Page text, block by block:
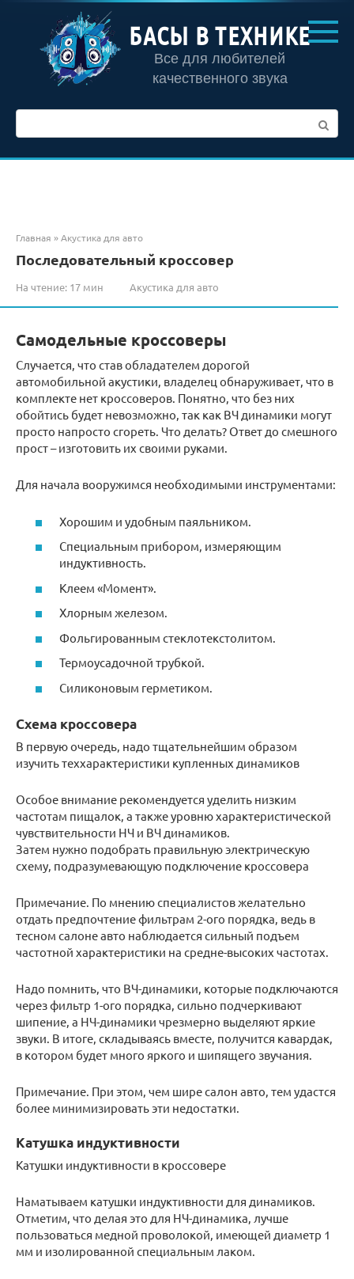
контенту
БАСЫ В ТЕХНИКЕ
Все для любителей
качественного звука
Главная »Акустика для авто
Последовательный кроссовер
На чтение: 17 мин Акустика для авто
Самодельные кроссоверы
Случается, что став обладателем дорогой
автомобильной акустики, владелец обнаруживает, что в
комплекте нет кроссоверов. Понятно, что без них
обойтись будет невозможно, так как ВЧ динамики могут
просто напросто сгореть. Что делать? Ответ до смешного
прост – изготовить их своими руками.
Для начала вооружимся необходимыми инструментами:
Хорошим и удобным паяльником.
Специальным прибором, измеряющим
индуктивность.
Клеем «Момент».
Хлорным железом.
Фольгированным стеклотекстолитом.
Термоусадочной трубкой.
Силиконовым герметиком.
Схема кроссовера
В первую очередь, надо тщательнейшим образом
изучить теххарактеристики купленных динамиков
Особое внимание рекомендуется уделить низким
частотам пищалок, а также уровню характеристической
чувствительности НЧ и ВЧ динамиков.
Затем нужно подобрать правильную электрическую
схему, подразумевающую подключение кроссовера
Примечание. По мнению специалистов желательно
отдать предпочтение фильтрам 2-ого порядка, ведь в
тесном салоне авто наблюдается сильный подъем
частотной характеристики на средне-высоких частотах.
Надо помнить, что ВЧ-динамики, которые подключаются
через фильтр 1-ого порядка, сильно подчеркивают
шипение, а НЧ-динамики чрезмерно выделяют яркие
звуки. В итоге, складываясь вместе, получится кавардак,
в котором будет много яркого и шипящего звучания.
Примечание. При этом, чем шире салон авто, тем удастся
более минимизировать эти недостатки.
Катушка индуктивности
Катушки индуктивности в кроссовере
Наматываем катушки индуктивности для динамиков.
Отметим, что делая это для НЧ-динамика, лучше
пользоваться медной проволокой, имеющей диаметр 1
мм и изолированной специальным лаком.